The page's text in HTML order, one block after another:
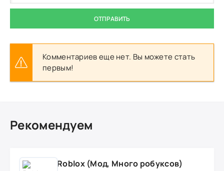
ОТПРАВИТЬ
Комментариев еще нет. Вы можете стать
первым!
Рекомендуем
Roblox (Мод, Много робуксов)